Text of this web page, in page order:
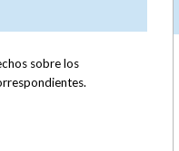
sobre los